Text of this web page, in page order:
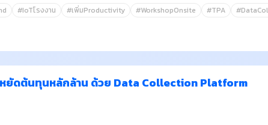
#IoTโรงงาน #เพิ่มProductivity #WorkshopOnsite #TPA
หยัดต้นทุนหลักล้าน ด้วย Data Collection Platform